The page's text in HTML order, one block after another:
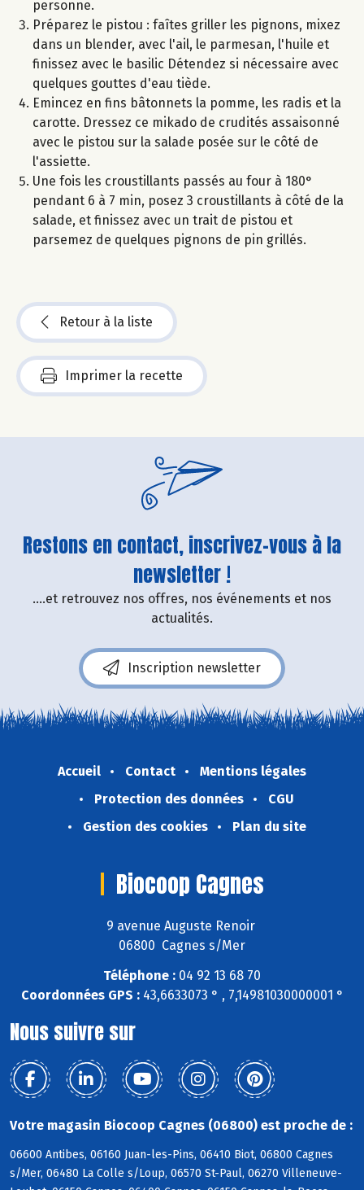
personne.
Préparez le pistou : faîtes griller les pignons, mixez
dans un blender, avec l'ail, le parmesan, l'huile et
finissez avec le basilic Détendez si nécessaire avec
quelques gouttes d'eau tiède.
Emincez en fins bâtonnets la pomme, les radis et la
carotte. Dressez ce mikado de crudités assaisonné
avec le pistou sur la salade posée sur le côté de
l'assiette.
Une fois les croustillants passés au four à 180°
pendant 6 à 7 min, posez 3 croustillants à côté de la
salade, et finissez avec un trait de pistou et
parsemez de quelques pignons de pin grillés.
Retour à la liste
Imprimer la recette
Restons en contact, inscrivez-vous à la
newsletter !
....et retrouvez nos offres, nos événements et nos
actualités.
Inscription newsletter
Accueil Contact
Mentions légales
Protection des données
CGU
Gestion des cookies
Plan du site
Biocoop Cagnes
9 avenue Auguste Renoir
06800 Cagnes s/Mer
Téléphone : 04 92 13 68 70
Coordonnées GPS :43,6633073 ° , 7,14981030000001 °
Nous suivre sur
Votre magasin Biocoop Cagnes (06800) est proche de :
06600 Antibes, 06160 Juan-les-Pins, 06410 Biot, 06800 Cagnes
s/Mer, 06480 La Colle s/Loup, 06570 St-Paul, 06270 Villeneuve-